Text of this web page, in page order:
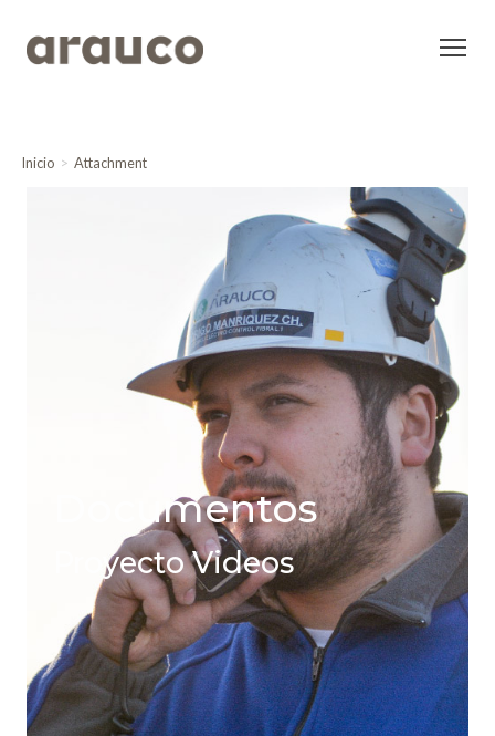
Inicio Attachment
Documentos
Proyecto Videos